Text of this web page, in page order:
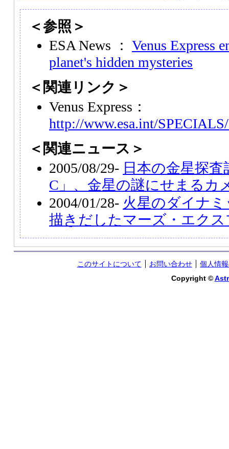
＜参照＞
ESA News ： Venus Express
planet's hidden mysteries
＜関連リンク＞
Venus Express：
http://www.esa.int/
＜関連ニュース＞
2005/08/29- 日本の金星探査
C」、金星の謎にせまるカ
2004/01/28- 火星のダイナ
描きだしたマーズ・エク
このサイトについて お問い合わせ
個人情
Copyright ©